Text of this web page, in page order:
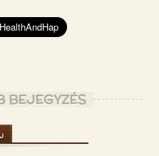
BEJEGYZÉS